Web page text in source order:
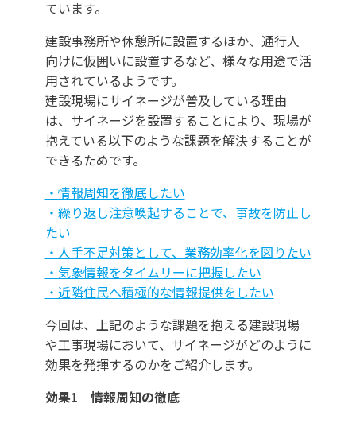
ています。
建設事務所や休憩所に設置するほか、通行人
向けに仮囲いに設置するなど、様々な用途で活
用されているようです。
建設現場にサイネージが普及している理由
は、サイネージを設置することにより、現場が
抱えている以下のような課題を解決することが
できるためです。
・情報周知を徹底したい
・繰り返し注意喚起することで、事故を防止し
たい
・人手不足対策として、業務効率化を図りたい
・気象情報をタイムリーに把握したい
・近隣住民へ積極的な情報提供をしたい
今回は、上記のような課題を抱える建設現場
や工事現場において、サイネージがどのように
効果を発揮するのかをご紹介します。
効果1 情報周知の徹底